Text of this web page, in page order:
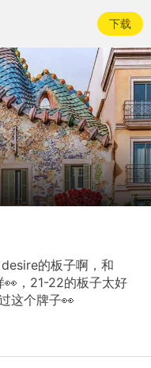
下载
desire的板子啊，和
👀，21-22的板子太好
这个牌子👀